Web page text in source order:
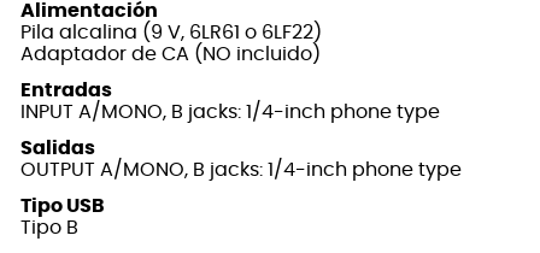
Alimentación
Pila alcalina (9 V, 6LR61 o 6LF22)
Adaptador de CA (NO incluido)
Entradas
INPUT A/MONO, B jacks: 1/4-inch phone type
Salidas
OUTPUT A/MONO, B jacks: 1/4-inch phone type
Tipo USB
Tipo B